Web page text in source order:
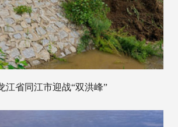
江省同江市迎战“双洪峰”